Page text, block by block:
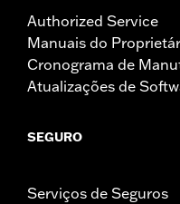
Authorized Service
Manuais do
Cronograma de
Atualizações de
SEGURO
Serviços de Seguros